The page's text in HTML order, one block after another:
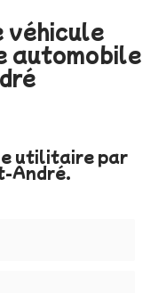
véhicule
automobile
utilitaire par
André.